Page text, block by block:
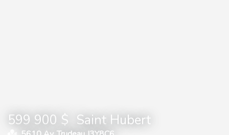
599 900 $ Saint Hubert